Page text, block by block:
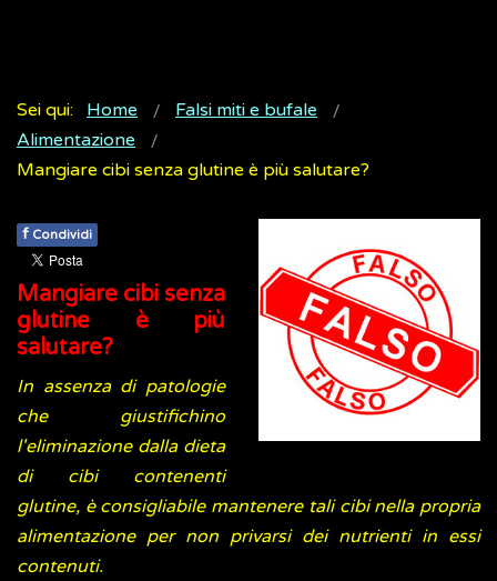
Sei qui: Home
Falsi miti e bufale
Alimentazione
Mangiare cibi senza glutine è più salutare?
f Condividi
Mangiare cibi senza
glutine è più
salutare?
In assenza di patologie
che giustifichino
l'eliminazione dalla dieta
di cibi contenenti
glutine, è consigliabile mantenere tali cibi nella propria
alimentazione per non privarsi dei nutrienti in essi
contenuti.